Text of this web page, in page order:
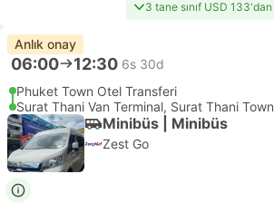
3 tane sınıf USD 133'dan
Anlık onay
06:00 12:30 6s 30d
Phuket Town Otel Transferi
Surat Thani Van Terminal, Surat Thani Town
Minibüs | Minibüs
Zest Go